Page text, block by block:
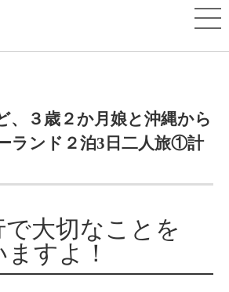
、３歳２か月娘と沖縄から
ランド２泊3日二人旅①計
大切なことを
すよ！